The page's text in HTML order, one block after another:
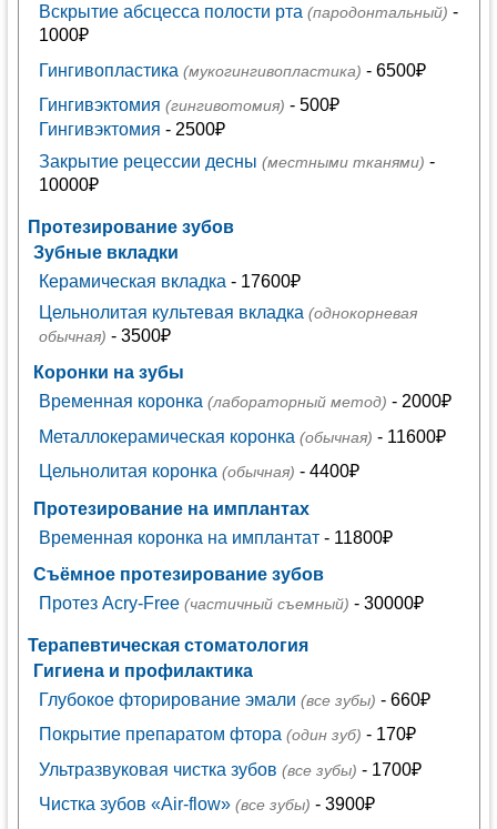
Вскрытие абсцесса полости рта (пародонтальный) -
1000₽
Гингивопластика (мукогингивопластика) - 6500₽
Гингивэктомия (гингивотомия) - 500₽
Гингивэктомия - 2500₽
Закрытие рецессии десны (местными тканями) -
10000₽
Протезирование зубов
Зубные вкладки
Керамическая вкладка - 17600₽
Цельнолитая культевая вкладка (однокорневая
обычная) - 3500₽
Коронки на зубы
Временная коронка (лабораторный метод) - 2000₽
Металлокерамическая коронка (обычная) - 11600₽
Цельнолитая коронка (обычная) - 4400₽
Протезирование на имплантах
Временная коронка на имплантат- 11800₽
Съёмное протезирование зубов
Протез Acry-Free (частичный съемный) - 30000₽
Терапевтическая стоматология
Гигиена и профилактика
Глубокое фторирование эмали (все зубы) - 660₽
Покрытие препаратом фтора (один зуб) - 170₽
Ультразвуковая чистка зубов (все зубы) - 1700₽
Чистка зубов «Air-flow» (все зубы) - 3900₽